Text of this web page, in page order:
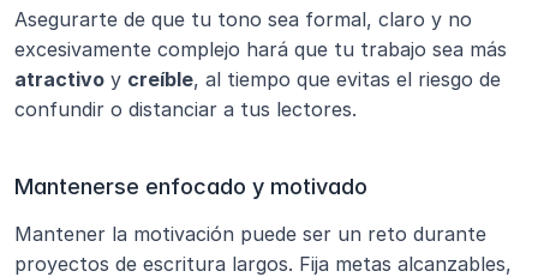
Asegurarte de que tu tono sea formal, claro y no
atractivo y creíble, al tiempo que evitas el riesgo de
confundir o distanciar a tus lectores.
Mantenerse enfocado y motivado
Mantener la motivación puede ser un reto durante
proyectos de escritura largos. Fija metas alcanzables,